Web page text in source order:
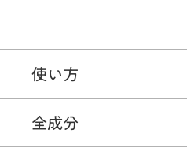
使い方
全成分